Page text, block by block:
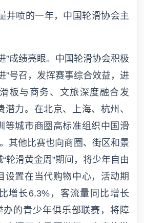
井喷的一年，中国轮滑协会主
成绩亮眼。中国轮滑协会积极
”号召，发挥赛事综合效益，进
板与商务、文旅深度融合发
潜力。在北京、上海、杭州、
等城市商圈高标准组织中国滑
其他比赛也向商圈、街区和景
轮滑黄金周”期间，将少年自由
设置在当代购物中心，活动期
增长6.3%，客流量同比增长
办的青少年俱乐部联赛，将障